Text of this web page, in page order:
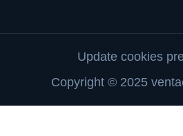
Update cookies
Copyright © 2025